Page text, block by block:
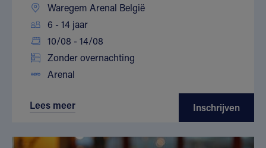
Waregem Arenal België
6 - 14 jaar
10/08 - 14/08
Zonder overnachting
Arenal
Lees meer Inschrijven